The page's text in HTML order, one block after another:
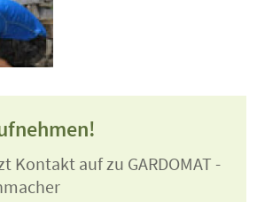
Kontakt auf zu GARDOMAT -